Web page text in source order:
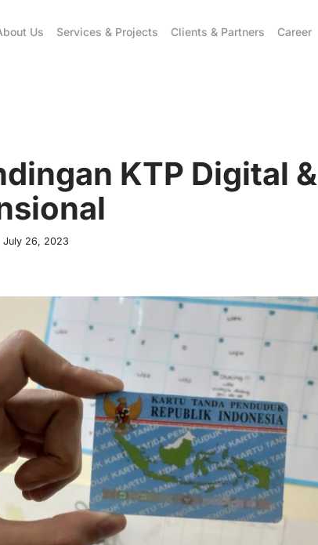
Us Services & Projects Clients & Partners Career
KTP Digital &
July 26, 2023